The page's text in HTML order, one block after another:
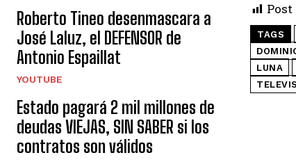
Roberto Tineo desenmascara a
José Laluz, el DEFENSOR de
Antonio Espaillat
YOUTUBE
Estado pagará 2 mil millones de
deudas VIEJAS, SIN SABER si los
contratos son válidos
TAGS
LUNA